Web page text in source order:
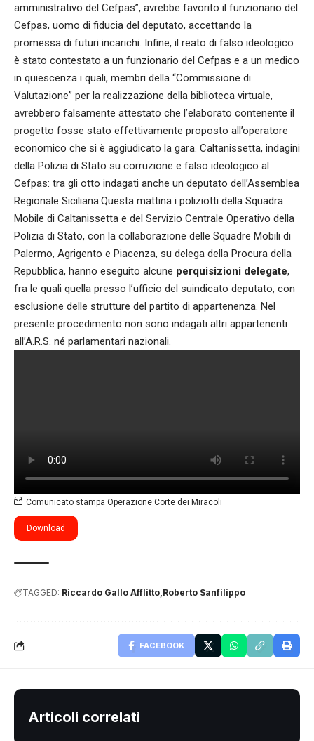
amministrativo del Cefpas”, avrebbe favorito il funzionario del
Cefpas, uomo di fiducia del deputato, accettando la
promessa di futuri incarichi. Infine, il reato di falso ideologico
è stato contestato a un funzionario del Cefpas e a un medico
in quiescenza i quali, membri della “Commissione di
Valutazione” per la realizzazione della biblioteca virtuale,
avrebbero falsamente attestato che l’elaborato contenente il
progetto fosse stato effettivamente proposto all’operatore
economico che si è aggiudicato la gara. Caltanissetta, indagini
della Polizia di Stato su corruzione e falso ideologico al
Cefpas: tra gli otto indagati anche un deputato dell’Assemblea
Regionale Siciliana.Questa mattina i poliziotti della Squadra
Mobile di Caltanissetta e del Servizio Centrale Operativo della
Polizia di Stato, con la collaborazione delle Squadre Mobili di
Palermo, Agrigento e Piacenza, su delega della Procura della
Repubblica, hanno eseguito alcune perquisizioni delegate,
fra le quali quella presso l’ufficio del suindicato deputato, con
esclusione delle strutture del partito di appartenenza. Nel
presente procedimento non sono indagati altri appartenenti
all’A.R.S. né parlamentari nazionali.
Comunicato stampa Operazione Corte dei Miracoli
Download
TAGGED: Riccardo Gallo Afflitto Roberto Sanfilippo
FACEBOOK
Articoli correlati